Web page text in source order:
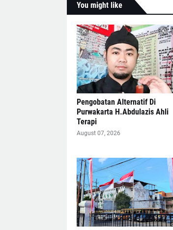
You might like
Pengobatan Alternatif Di
Purwakarta H.Abdulazis Ahli
Terapi
August 07, 2026